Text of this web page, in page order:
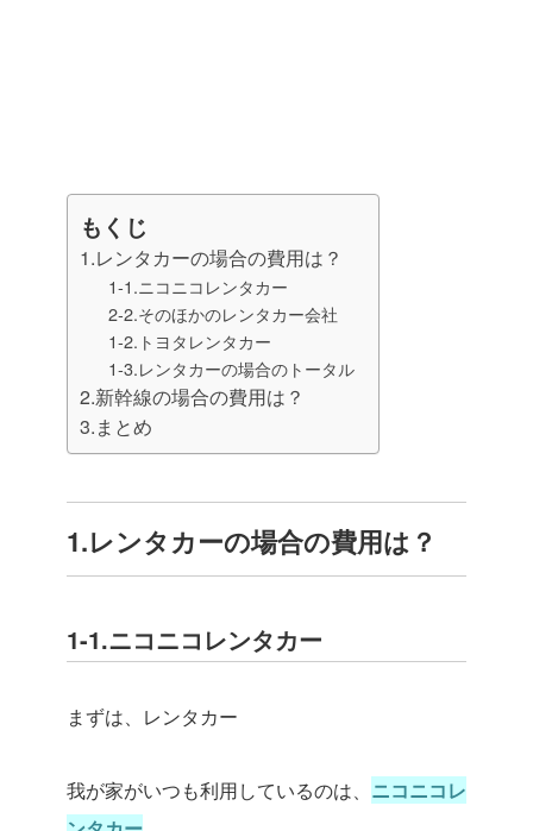
もくじ
1.レンタカーの場合の費用は？
1-1.ニコニコレンタカー
2-2.そのほかのレンタカー会社
1-2.トヨタレンタカー
1-3.レンタカーの場合のトータル
2.新幹線の場合の費用は？
3.まとめ
1.レンタカーの場合の費用は？
1-1.ニコニコレンタカー
まずは、レンタカー
我が家がいつも利用しているのは、 ニコニコレ